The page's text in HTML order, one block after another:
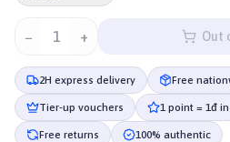
− 1 + Out
2H express delivery Free
Tier-up vouchers 1 point = 1đ
Free returns 100% authentic